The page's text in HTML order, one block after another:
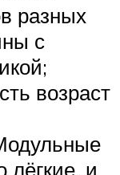
разных
с
возраст
лёгкие, и